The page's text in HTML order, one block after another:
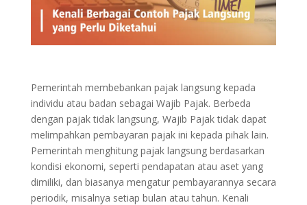
Pemerintah membebankan pajak langsung kepada
individu atau badan sebagai Wajib Pajak. Berbeda
dengan pajak tidak langsung, Wajib Pajak tidak dapat
melimpahkan pembayaran pajak ini kepada pihak lain.
Pemerintah menghitung pajak langsung berdasarkan
kondisi ekonomi, seperti pendapatan atau aset yang
dimiliki, dan biasanya mengatur pembayarannya secara
periodik, misalnya setiap bulan atau tahun. Kenali